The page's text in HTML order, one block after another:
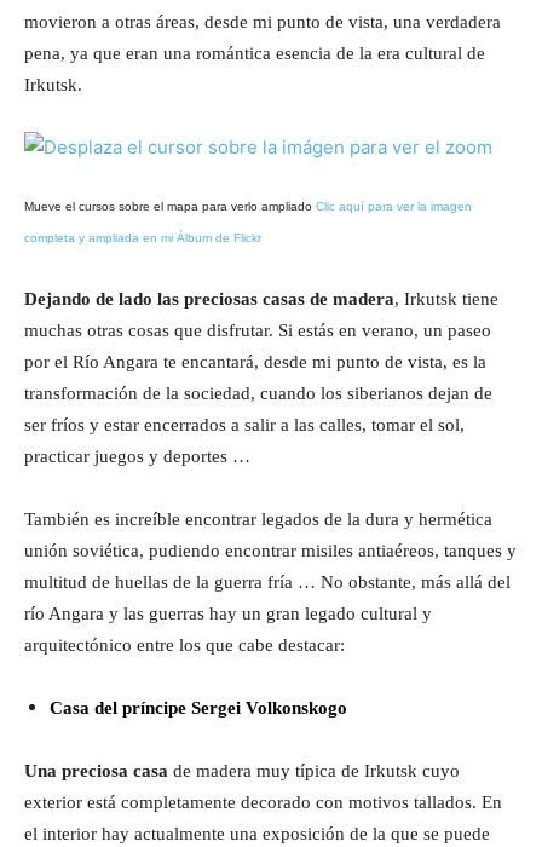
movieron a otras áreas, desde mi punto de vista, una verdadera
pena, ya que eran una romántica esencia de la era cultural de
Irkutsk.
Mueve el cursos sobre el mapa para verlo ampliado Clic aquí para ver la imagen
completa y ampliada en mi Álbum de Flickr
Dejando de lado las preciosas casas de madera, Irkutsk tiene
muchas otras cosas que disfrutar. Si estás en verano, un paseo
por el Río Angara te encantará, desde mi punto de vista, es la
transformación de la sociedad, cuando los siberianos dejan de
ser fríos y estar encerrados a salir a las calles, tomar el sol,
practicar juegos y deportes …
También es increíble encontrar legados de la dura y hermética
unión soviética, pudiendo encontrar misiles antiaéreos, tanques y
multitud de huellas de la guerra fría … No obstante, más allá del
río Angara y las guerras hay un gran legado cultural y
arquitectónico entre los que cabe destacar:
Casa del príncipe Sergei Volkonskogo
Una preciosa casa de madera muy típica de Irkutsk cuyo
exterior está completamente decorado con motivos tallados. En
el interior hay actualmente una exposición de la que se puede